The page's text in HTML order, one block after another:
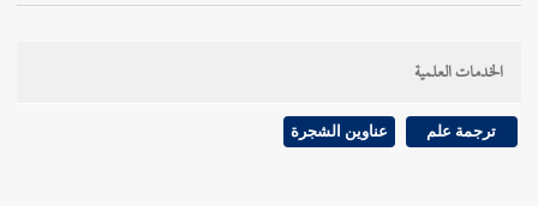
الخدمات العلمية
ترجمة علم عناوين الشجرة